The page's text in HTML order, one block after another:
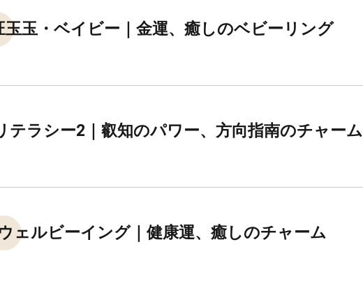
玉玉・ベイビー｜金運、癒しのベビーリング
テラシー2｜叡知のパワー、方向指南のチャーム
ェルビーイング｜健康運、癒しのチャーム